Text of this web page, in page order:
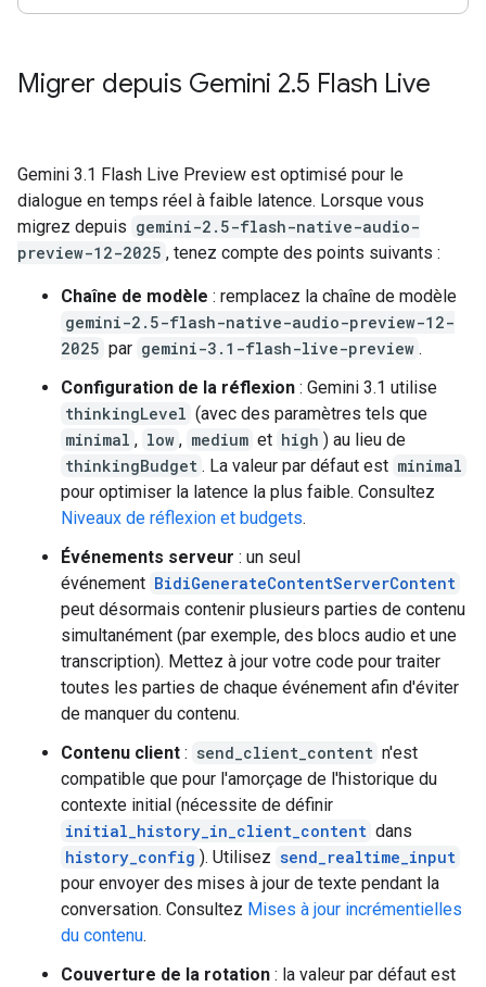
Migrer depuis Gemini 2.5 Flash Live
Gemini 3.1 Flash Live Preview est optimisé pour le
dialogue en temps réel à faible latence. Lorsque vous
migrez depuis gemini-2.5-flash-native-audio-
preview-12-2025 , tenez compte des points suivants :
Chaîne de modèle : remplacez la chaîne de modèle
gemini-2.5-flash-native-audio-preview-12-
2025 par gemini-3.1-flash-live-preview .
Configuration de la réflexion : Gemini 3.1 utilise
thinkingLevel (avec des paramètres tels que
minimal , low , medium et high ) au lieu de
thinkingBudget . La valeur par défaut est minimal
pour optimiser la latence la plus faible. Consultez
Niveaux de réflexion et budgets.
Événements serveur : un seul
événement BidiGenerateContentServerContent
peut désormais contenir plusieurs parties de contenu
simultanément (par exemple, des blocs audio et une
transcription). Mettez à jour votre code pour traiter
toutes les parties de chaque événement afin d'éviter
de manquer du contenu.
Contenu client : send_client_content n'est
compatible que pour l'amorçage de l'historique du
contexte initial (nécessite de définir
initial_history_in_client_content dans
history_config ). Utilisez send_realtime_input
pour envoyer des mises à jour de texte pendant la
conversation. Consultez Mises à jour incrémentielles
du contenu.
Couverture de la rotation : la valeur par défaut est